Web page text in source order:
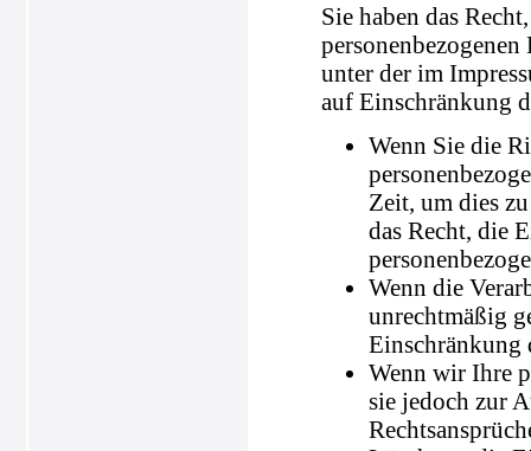
Sie haben das
unter der im
auf Einschränkung
Wenn Sie die
Zeit, um dies
das Recht, die
Wenn die
unrechtmäßig
Einschränkung
Wenn wir Ihre
sie jedoch zur